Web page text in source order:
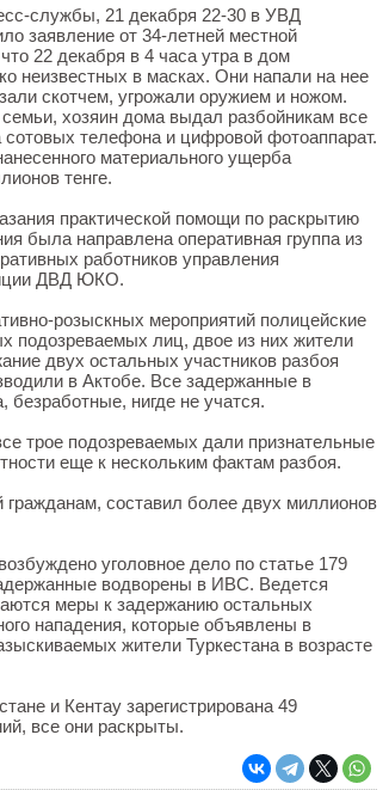
службы, 21 декабря 22-30 в УВД
заявление от 34-летней местной
22 декабря в 4 часа утра в дом
неизвестных в масках. Они напали на нее
скотчем, угрожали оружием и ножом.
хозяин дома выдал разбойникам все
сотовых телефона и цифровой фотоаппарат.
материального ущерба
тенге.
практической помощи по раскрытию
была направлена оперативная группа из
работников управления
ДВД ЮКО.
розыскных мероприятий полицейские
подозреваемых лиц, двое из них жители
двух остальных участников разбоя
в Актобе. Все задержанные в
безработные, нигде не учатся.
трое подозреваемых дали признательные
еще к нескольким фактам разбоя.
составил более двух миллионов
уголовное дело по статье 179
водворены в ИВС. Ведется
меры к задержанию остальных
нападения, которые объявлены в
жители Туркестана в возрасте
и Кентау зарегистрирована 49
все они раскрыты.